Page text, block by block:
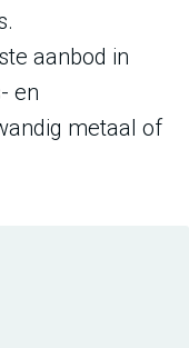
aanbod in
en
metaal of